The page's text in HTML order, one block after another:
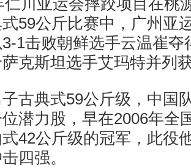
亚运会摔跤项目在桃
59公斤比赛中，广州亚
1击败朝鲜选手云温崔夺
克斯坦选手艾玛特并列
典式59公斤级，中国
潜力股，早在2006年全
42公斤级的冠军，此役
四强。